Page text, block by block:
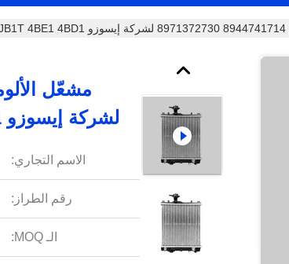
لشركة إيسوزو NHR 600P 4JB1T 4BE1 4BD1
الاسم التجاري:
رقم الطراز:
الـ MOQ: